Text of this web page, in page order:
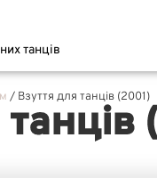
танців
/ Взуття для танців (2001)